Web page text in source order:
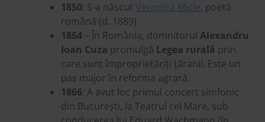
1850: S-a născut Veronica Micle, poetă
română (d. 1889)
1864 – În România, domnitorul Alexandru
Ioan Cuza promulgă Legea rurală prin
care sunt împroprietăriți țăranii. Este un
pas major în reforma agrară.
1866: A avut loc primul concert simfonic
din București, la Teatrul cel Mare, sub